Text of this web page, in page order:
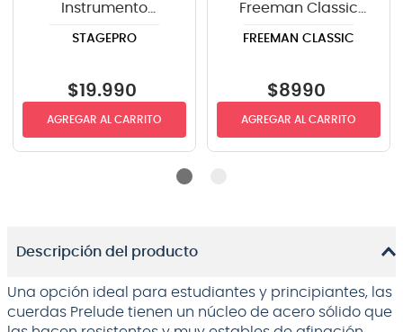
Instrumento
recto-angulo 6mts
STAGEPRO
$19.990
AGREGAR AL CARRITO
Freeman Classic
FREEMAN CLASSIC
$8990
AGREGAR AL CARRITO
Descripción del producto
Una opción ideal para estudiantes y principiantes, las
cuerdas Prelude tienen un núcleo de acero sólido que